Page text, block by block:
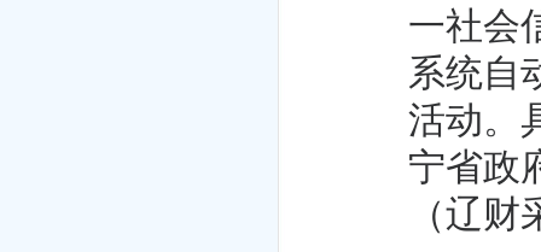
一社会
系统自
活动。
宁省政
（辽